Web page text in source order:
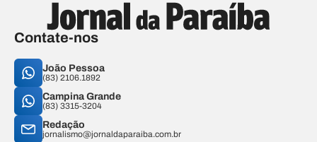
Contate-nos
João Pessoa
(83) 2106.1892
Campina Grande
(83) 3315-3204
Redação
jornalismo@jornaldaparaiba.com.br